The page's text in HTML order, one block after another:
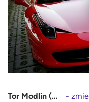
Tor Modlin (Warszawa, Płock) -